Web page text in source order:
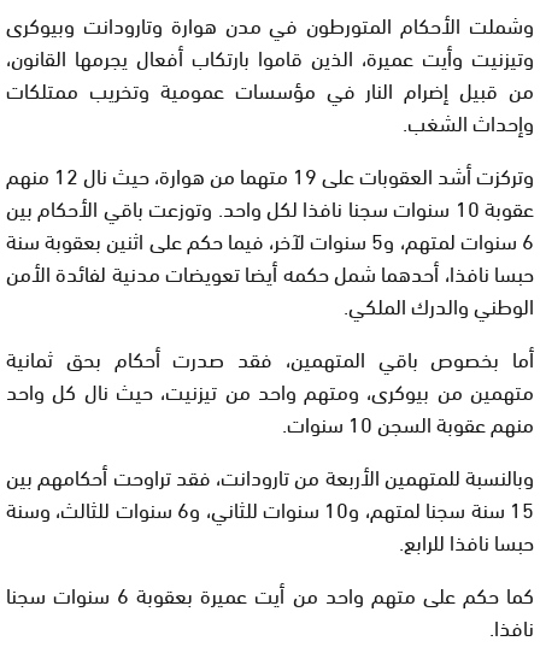
وشملت الأحكام المتورطون في مدن هوارة وتارودانت وبيوكرى
وتيزنيت وأيت عميرة، الذين قاموا بارتكاب أفعال يجرمها القانون،
من قبيل إضرام النار في مؤسسات عمومية وتخريب ممتلكات
وإحداث الشغب.
وتركزت أشد العقوبات على 19 متهما من هوارة، حيث نال 12 منهم
عقوبة 10 سنوات سجنا نافذا لكل واحد. وتوزعت باقي الأحكام بين
6 سنوات لمتهم، و5 سنوات لآخر، فيما حكم على اثنين بعقوبة سنة
حبسا نافذا، أحدهما شمل حكمه أيضا تعويضات مدنية لفائدة الأمن
الوطني والدرك الملكي.
أما بخصوص باقي المتهمين، فقد صدرت أحكام بحق ثمانية
متهمين من بيوكرى، ومتهم واحد من تيزنيت، حيث نال كل واحد
منهم عقوبة السجن 10 سنوات.
وبالنسبة للمتهمين الأربعة من تارودانت، فقد تراوحت أحكامهم بين
15 سنة سجنا لمتهم، و10 سنوات للثاني، و6 سنوات للثالث، وسنة
حبسا نافذا للرابع.
كما حكم على متهم واحد من أيت عميرة بعقوبة 6 سنوات سجنا
نافذا.